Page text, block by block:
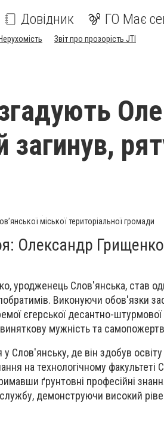
Довідник ГО Має
Нерухомість Звіт про прозорість JTI
загинув,
міської територіальної громади
Олександр
уродженець Слов'янська, став
Виконуючи обов'язки
єгерської десантно-
мужність та
де він здобув освіту
на технологічному факультеті
ґрунтовні професійні
демонструючи високий